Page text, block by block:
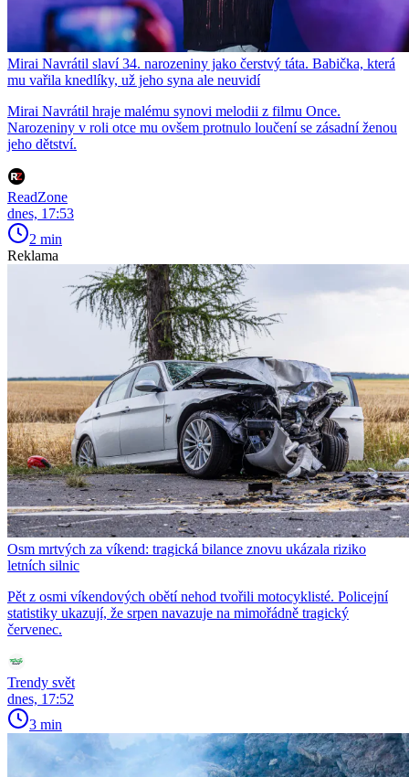
Mirai Navrátil slaví 34. narozeniny jako čerstvý táta. Babička, která
mu vařila knedlíky, už jeho syna ale neuvidí
Mirai Navrátil hraje malému synovi melodii z filmu Once.
Narozeniny v roli otce mu ovšem protnulo loučení se zásadní ženou
jeho dětství.
ReadZone
dnes, 17:53
2 min
Reklama
Osm mrtvých za víkend: tragická bilance znovu ukázala riziko
letních silnic
Pět z osmi víkendových obětí nehod tvořili motocyklisté. Policejní
statistiky ukazují, že srpen navazuje na mimořádně tragický
červenec.
Trendy svět
dnes, 17:52
3 min